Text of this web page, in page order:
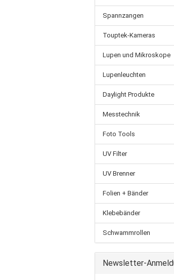
Spannzangen
Touptek-Kameras
Lupen und Mikroskope
Lupenleuchten
Daylight Produkte
Messtechnik
Foto Tools
UV Filter
UV Brenner
Folien + Bänder
Klebebänder
Schwammrollen
Newsletter-